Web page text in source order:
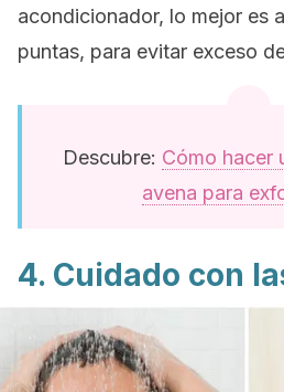
acondicionador, lo mejor es
puntas, para evitar exceso
Descubre: Cómo hacer
avena para
4. Cuidado con